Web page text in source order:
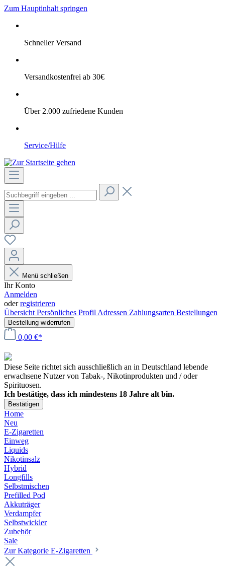
Zum Hauptinhalt springen
Schneller Versand
Versandkostenfrei ab 30€
Über 2.000 zufriedene Kunden
Service/Hilfe
Menü schließen
Ihr Konto
Anmelden
oderregistrieren
Übersicht Persönliches Profil Adressen Zahlungsarten Bestellungen
Bestellung widerrufen
0,00 €*
Diese Seite richtet sich ausschließlich an in Deutschland lebende
erwachsene Nutzer von Tabak-, Nikotinprodukten und / oder
Spirituosen.
Ich bestätige, dass ich mindestens 18 Jahre alt bin.
Bestätigen
Home
Neu
E-Zigaretten
Einweg
Liquids
Nikotinsalz
Hybrid
Longfills
Selbstmischen
Prefilled Pod
Akkuträger
Verdampfer
Selbstwickler
Zubehör
Sale
Zur Kategorie E-Zigaretten